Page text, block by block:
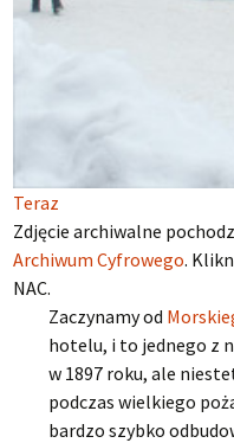
Teraz
Zdjęcie archiwalne
Archiwum Cyfrowego.
NAC.
Zaczynamy od
hotelu, i to jednego z
w 1897 roku, ale
podczas wielkiego
bardzo szybko